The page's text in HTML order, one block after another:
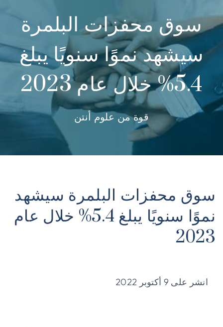
سوق محفزات البلمرة
سيشهد نموًا سنويًا يبلغ
5.4% خلال عام 2023
قوة من علوم أنتن
سوق محفزات البلمرة سيشهد
نموًا سنويًا يبلغ 5.4% خلال عام
2023
انشر على 9 أكتوبر 2022